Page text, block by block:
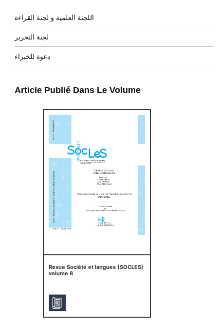
اللجنة العلمية و لجنة القراءة
لجنة التحرير
دعوة للخبراء
Article Publié Dans Le Volume
Revue Société et langues (SOCLES)
volume 8